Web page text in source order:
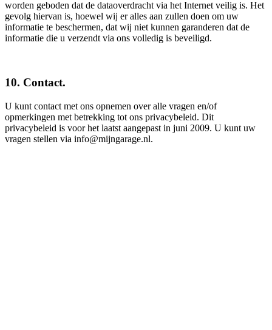
worden geboden dat de dataoverdracht via het Internet veilig is. Het
gevolg hiervan is, hoewel wij er alles aan zullen doen om uw
informatie te beschermen, dat wij niet kunnen garanderen dat de
informatie die u verzendt via ons volledig is beveiligd.
10. Contact.
U kunt contact met ons opnemen over alle vragen en/of
opmerkingen met betrekking tot ons privacybeleid. Dit
privacybeleid is voor het laatst aangepast in juni 2009. U kunt uw
vragen stellen via info@mijngarage.nl.